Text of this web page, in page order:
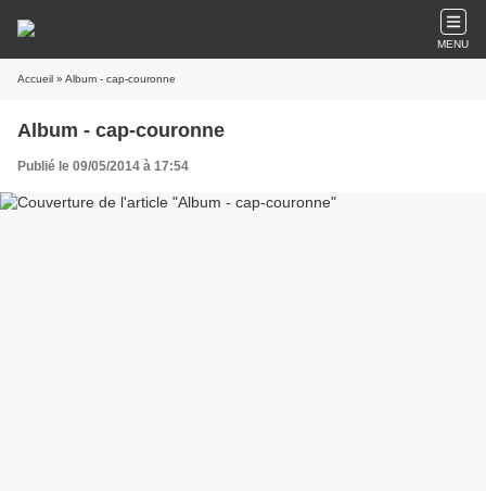
MENU
Accueil » Album - cap-couronne
Album - cap-couronne
Publié le 09/05/2014 à 17:54